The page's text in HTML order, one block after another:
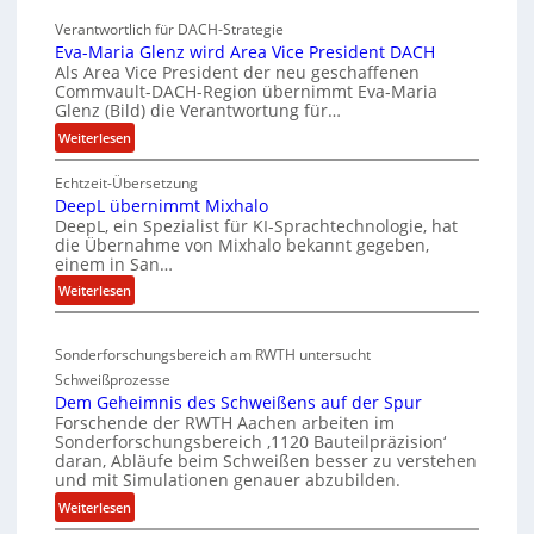
e
l
n
R
-
V
i
r
h
e
W
-
U
n
e
b
o
n
e
k
l
e
i
Verantwortlich für DACH-Strategie
Eva-Maria Glenz wird Area Vice President DACH
Als Area Vice President der neu geschaffenen
Commvault-DACH-Region übernimmt Eva-Maria
Glenz (Bild) die Verantwortung für…
Weiterlesen:
E
v
a
-
M
a
r
i
G
l
e
n
z
w
i
r
Echtzeit-Übersetzung
DeepL übernimmt Mixhalo
DeepL, ein Spezialist für KI-Sprachtechnologie, hat
die Übernahme von Mixhalo bekannt gegeben,
einem in San…
Weiterlesen:
D
e
p
L
ü
b
e
r
n
Sonderforschungsbereich am RWTH untersucht
Schweißprozesse
Dem Geheimnis des Schweißens auf der Spur
Forschende der RWTH Aachen arbeiten im
Sonderforschungsbereich ‚1120 Bauteilpräzision‘
daran, Abläufe beim Schweißen besser zu verstehen
und mit Simulationen genauer abzubilden.
Weiterlesen:
D